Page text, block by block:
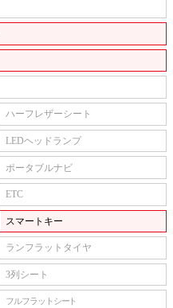
ハーフレザーシート
LEDヘッドランプ
ポータブルナビ
ETC
スマートキー
ランフラットタイヤ
3列シート
フルフラットシート